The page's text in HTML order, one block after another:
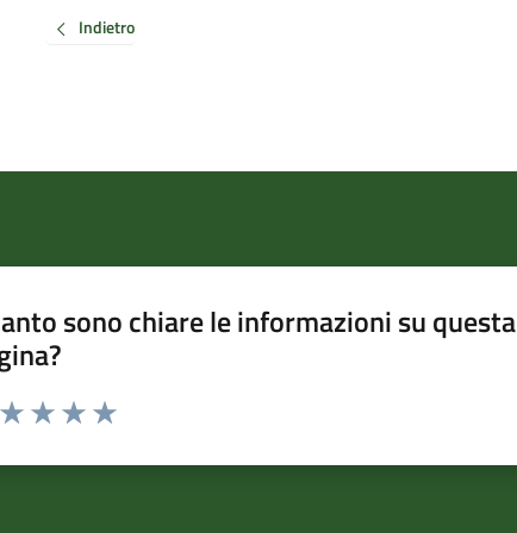
Indietro
sono chiare le informazioni su questa
da 1 a 5 stelle la pagina